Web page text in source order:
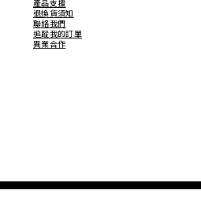
產品支援
退換貨須知
聯絡我們
追蹤我的訂單
異業合作